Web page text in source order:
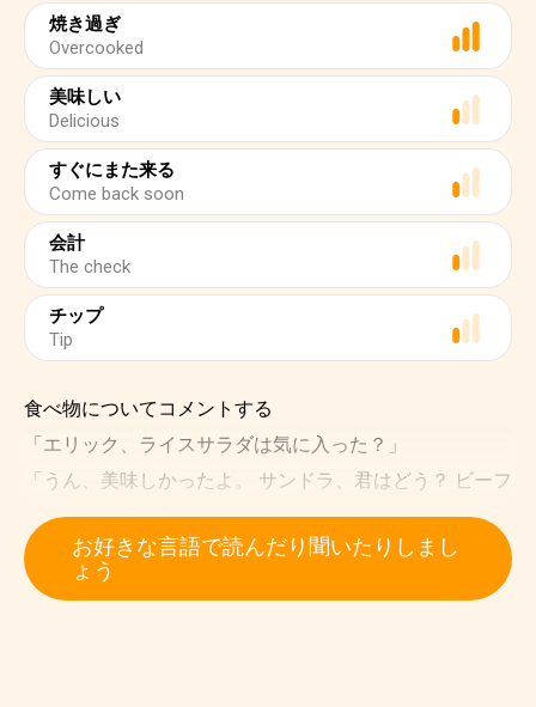
焼き過ぎ
Overcooked
美味しい
Delicious
すぐにまた来る
Come back soon
会計
The check
チップ
Tip
食べ物についてコメントする
「エリック、ライスサラダは気に入った？」
「うん、美味しかったよ。 サンドラ、君はどう？ ビーフ
ステーキは気に入った？」
「良かったけど、私には少し焼き過ぎだったわ。」
「ウェイターに言えるよ。 多分キッチンでミスがあった
お好きな言語で読んだり聞いたりしまし
ょう